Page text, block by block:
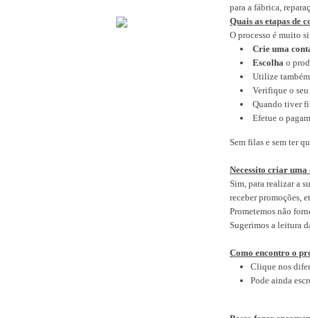
para a fábrica,
Quais as etapas de
O processo é muito
Crie uma
Escolhao
Utilize também
Verifique o
Quando tiver
Efetue o
Sem filas e sem ter
Necessito criar uma
Sim, para realizar a
receber promoções,
Prometemos não
Sugerimos a leitura
Como encontro o
Clique nos
Pode ainda